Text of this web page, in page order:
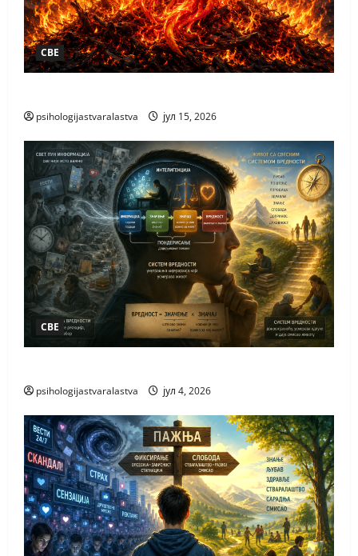
СВЕ
psihologijastvaralastva јул 15, 2026
СВЕ
psihologijastvaralastva јул 4, 2026